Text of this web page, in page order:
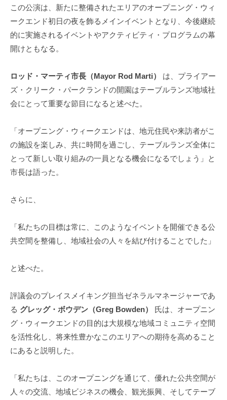
この公演は、新たに整備されたエリアのオープニング・ウィ
ークエンド初日の夜を飾るメインイベントとなり、今後継続
的に実施されるイベントやアクティビティ・プログラムの幕
開けともなる。
ロッド・マーティ市長（Mayor Rod Marti）
は、プライアー
ズ・クリーク・パークランドの開園はテーブルランズ地域社
会にとって重要な節目になると述べた。
「オープニング・ウィークエンドは、地元住民や来訪者がこ
の施設を楽しみ、共に時間を過ごし、テーブルランズ全体に
とって新しい取り組みの一員となる機会になるでしょう」と
市長は語った。
さらに、
「私たちの目標は常に、このようなイベントを開催できる公
共空間を整備し、地域社会の人々を結び付けることでした」
と述べた。
評議会のプレイスメイキング担当ゼネラルマネージャーであ
る グレッグ・ボウデン（Greg Bowden）
氏は、オープニン
グ・ウィークエンドの目的は大規模な地域コミュニティ空間
を活性化し、将来性豊かなこのエリアへの期待を高めること
にあると説明した。
「私たちは、このオープニングを通じて、優れた公共空間が
人々の交流、地域ビジネスの機会、観光振興、そしてテーブ